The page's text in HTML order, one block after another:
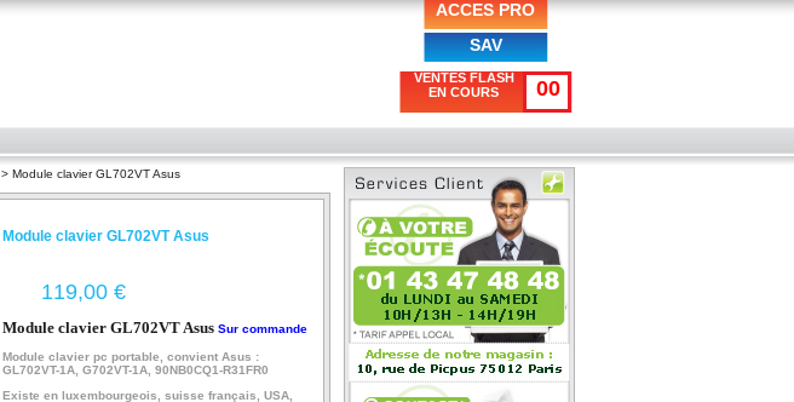
ACCES PRO
SAV
VENTES FLASH
EN COURS
00
> Module clavier GL702VT Asus
Module clavier GL702VT Asus
€
Module clavier GL702VT Asus Sur commande
Module clavier pc portable, convient Asus :
GL702VT-1A, G702VT-1A, 90NB0CQ1-R31FR0
Existe en luxembourgeois, suisse français, USA,